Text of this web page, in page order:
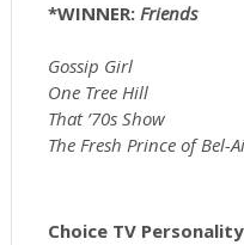
*WINNER:Friends
Gossip Girl
One Tree Hill
That ’70s Show
The Fresh Prince of Bel-
Choice TV Personality